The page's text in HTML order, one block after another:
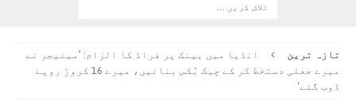
تازہ ترين
انڈیا میں بینک پر فراڈ کا الزام: ’مینیجر نے
میرے جعلی دستخط کر کے چیک بُکس بنائیں، میرے 16 کروڑ روپے
ڈوب گئے‘